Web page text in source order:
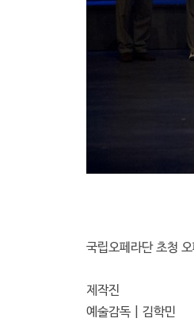
국립오페라단 초청
제작진
예술감독 | 김학민